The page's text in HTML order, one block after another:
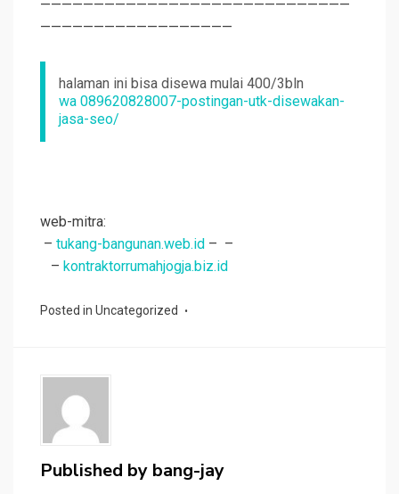
—————————————————————————————
——————————————————
halaman ini bisa disewa mulai 400/3bln
wa 089620828007-postingan-utk-disewakan-
jasa-seo/
web-mitra:
– tukang-bangunan.web.id – –
– kontraktorrumahjogja.biz.id
Posted in Uncategorized
Published by bang-jay